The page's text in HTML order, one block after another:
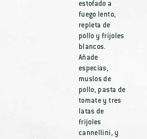
estofado a
fuego lento,
repleta de
pollo y frijoles
blancos.
Añade
especias,
muslos de
pollo, pasta de
tomate y tres
latas de
frijoles
cannellini, y